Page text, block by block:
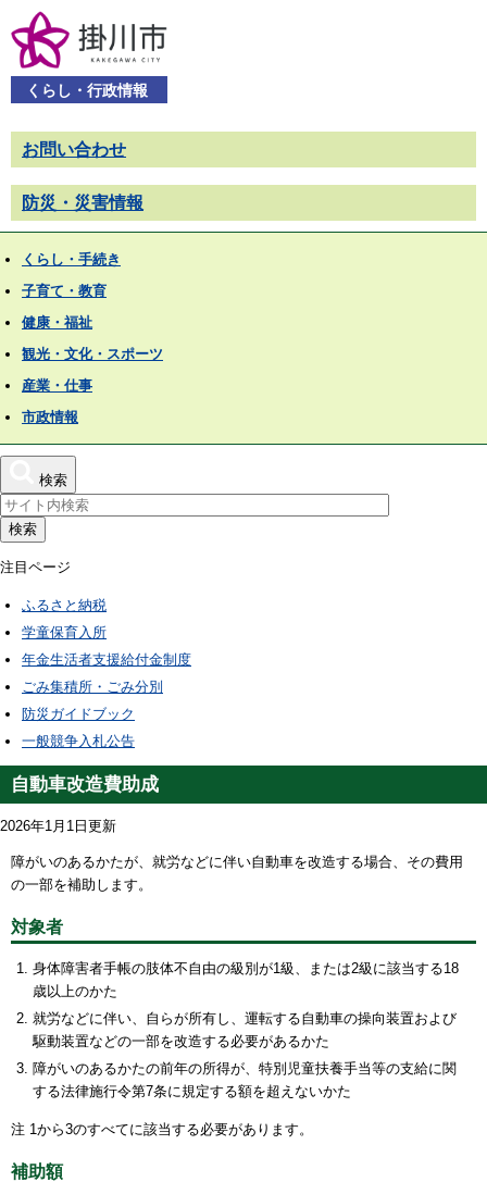
くらし・行政情報
お問い合わせ
防災・災害情報
くらし・手続き
子育て・教育
健康・福祉
観光・文化・スポーツ
産業・仕事
市政情報
検索
検索
注目ページ
ふるさと納税
学童保育入所
年金生活者支援給付金制度
ごみ集積所・ごみ分別
防災ガイドブック
一般競争入札公告
自動車改造費助成
2026年1月1日更新
障がいのあるかたが、就労などに伴い自動車を改造する場合、その費用
の一部を補助します。
対象者
身体障害者手帳の肢体不自由の級別が1級、または2級に該当する18
歳以上のかた
就労などに伴い、自らが所有し、運転する自動車の操向装置および
駆動装置などの一部を改造する必要があるかた
障がいのあるかたの前年の所得が、特別児童扶養手当等の支給に関
する法律施行令第7条に規定する額を超えないかた
注 1から3のすべてに該当する必要があります。
補助額